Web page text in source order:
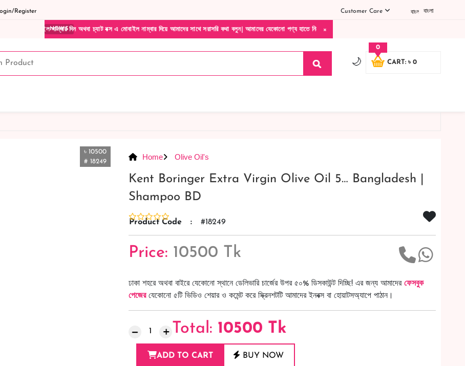
Register বাংলা
Customer Care
×
NEWS
দিন অথবা চ্যাট বক্স এ মোবাইল নাম্বার দিয়ে আমাদের সাথে সরাসরি কথা বলুন| আমাদের যেকোনো পণ্য হাতে নিয়ে দেখে টাকা দিবেন ডেলিভারি ম্যান চলে যাওয়ার পরে কোনরকম পণ্য ভেঙে
🌙 CART: ৳ 0
0
৳ 10500
# 18249
Home Olive Oil's
Kent Boringer Extra Virgin Olive Oil 5… Bangladesh |
Shampoo BD
Product Code : #18249
Price: 10500 Tk
ঢাকা শহরে অথবা বাইরে যেকোনো স্থানে ডেলিভারি চার্জের উপর ৫০% ডিসকাউন্ট দিচ্ছি! এর জন্য আমাদের ফেসবুক
পেজেরযেকোনো ৫টি ভিডিও শেয়ার ও কমেন্ট করে স্ক্রিনশটটি আমাদের ইনবক্স বা হোয়াটসঅ্যাপে পাঠান।
Total: 10500 Tk
ADD TO CART BUY NOW